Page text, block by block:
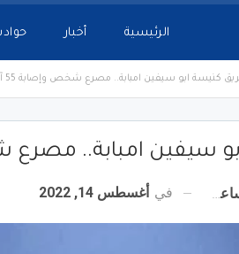
الرئيسية أخبار
كنيسة ابو سيفين امبابة.. مصرع شخص وإصابة 55 آخرين
سيفين امبابة.. مصرع شخص
برس في أغسطس 14, 2022